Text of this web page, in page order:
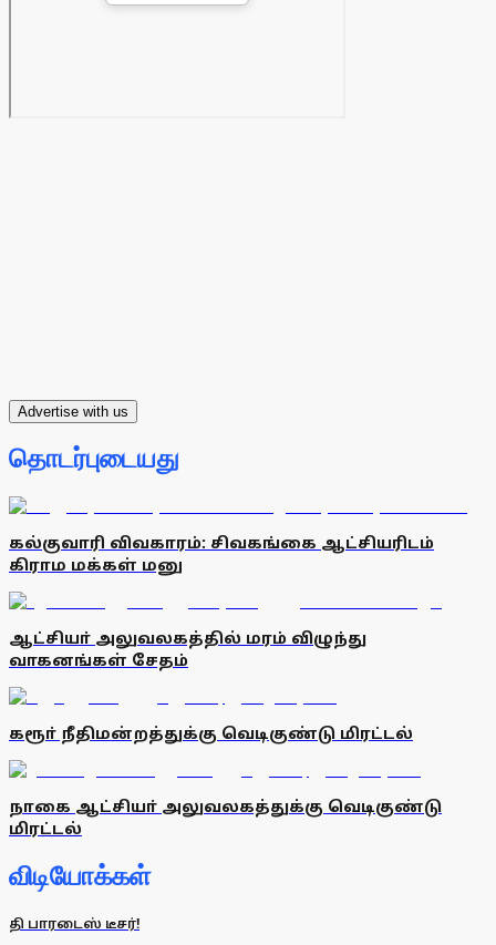
Advertise with us
தொடர்புடையது
கல்குவாரி விவகாரம்: சிவகங்கை ஆட்சியரிடம்
கிராம மக்கள் மனு
ஆட்சியா் அலுவலகத்தில் மரம் விழுந்து
வாகனங்கள் சேதம்
கரூா் நீதிமன்றத்துக்கு வெடிகுண்டு மிரட்டல்
நாகை ஆட்சியா் அலுவலகத்துக்கு வெடிகுண்டு
மிரட்டல்
விடியோக்கள்
தி பாரடைஸ் டீசர்!